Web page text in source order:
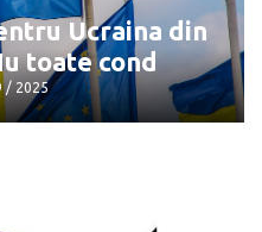
/ 2025
Ucraina din
toate cond
/ 2025
Ucraina din